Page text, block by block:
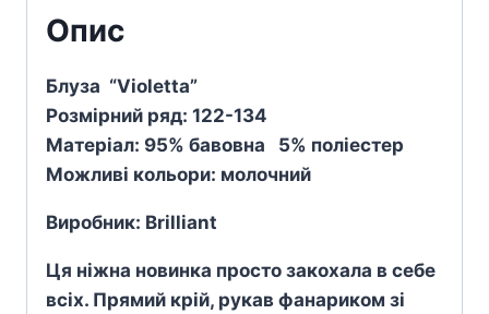
Опис
Блуза “Violetta”
Розмірний ряд: 122-134
Матеріал: 95% бавовна 5% поліестер
Можливі кольори: молочний
Виробник: Brilliant
Ця ніжна новинка просто закохала в себе
всіх. Прямий крій, рукав фанариком зі